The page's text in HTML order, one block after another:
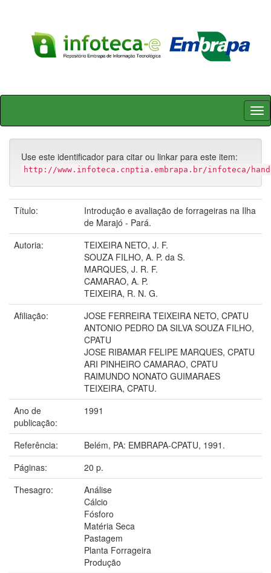
Skip
Use este identificador para citar ou linkar para este item:
http://www.infoteca.cnptia.embrapa.br/infoteca/
Título:
Introdução e avaliação de forrageiras na Ilha
de Marajó - Pará.
Autoria:
TEIXEIRA NETO, J. F.
SOUZA FILHO, A. P. da S.
MARQUES, J. R. F.
CAMARAO, A. P.
TEIXEIRA, R. N. G.
Afiliação:
JOSE FERREIRA TEIXEIRA NETO, CPATU
ANTONIO PEDRO DA SILVA SOUZA FILHO,
CPATU
JOSE RIBAMAR FELIPE MARQUES, CPATU
ARI PINHEIRO CAMARAO, CPATU
RAIMUNDO NONATO GUIMARAES
TEIXEIRA, CPATU.
Ano de
publicação:
1991
Referência:
Belém, PA: EMBRAPA-CPATU, 1991.
Páginas:
20 p.
Thesagro:
Análise
Cálcio
Fósforo
Matéria Seca
Pastagem
Planta Forrageira
Produção